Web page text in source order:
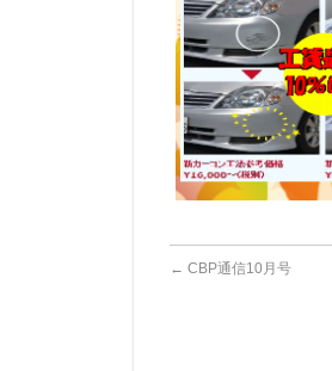
← CBP通信10月号